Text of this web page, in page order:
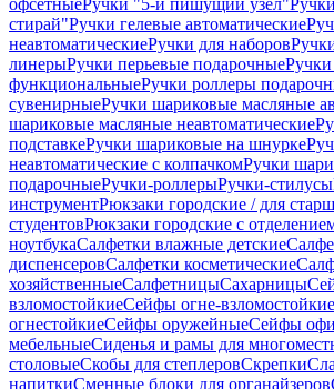
офсетныеРучки "5-й пишущий узел"
стирай"Ручки гелевые автоматические
неавтоматическиеРучки для наборов
линерыРучки перьевые подарочные
функциональныеРучки роллеры
сувенирныеРучки шариковые масляные
шариковые масляные неавтоматические
подставкеРучки шариковые на шнурке
неавтоматические с колпачкомРучки
подарочныеРучки-роллерыРучки-стилусы
инструментРюкзаки городские / для
студентовРюкзаки городские с
ноутбукаСалфетки влажные детские
диспенсеровСалфетки косметические
хозяйственныеСалфетницыСахарницы
взломостойкиеСейфы огне-взломостойкие
огнестойкиеСейфы оружейныеСейфы
мебельныеСиденья и рамы для
столовыеСкобы для степлеровСкрепки
напиткиСменные блоки для органайзеров